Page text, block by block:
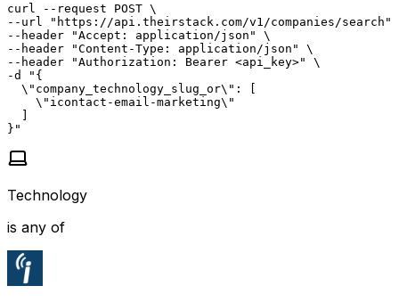
curl --request POST \
--url "https://api.theirstack.com/v1/companies/search"
--header "Accept: application/json" \
--header "Content-Type: application/json" \
--header "Authorization: Bearer <api_key>" \
-d "{
  \"company_technology_slug_or\": [
    \"icontact-email-marketing\"
  ]
}"
Technology
is any of